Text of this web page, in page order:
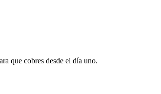
que cobres desde el día uno.